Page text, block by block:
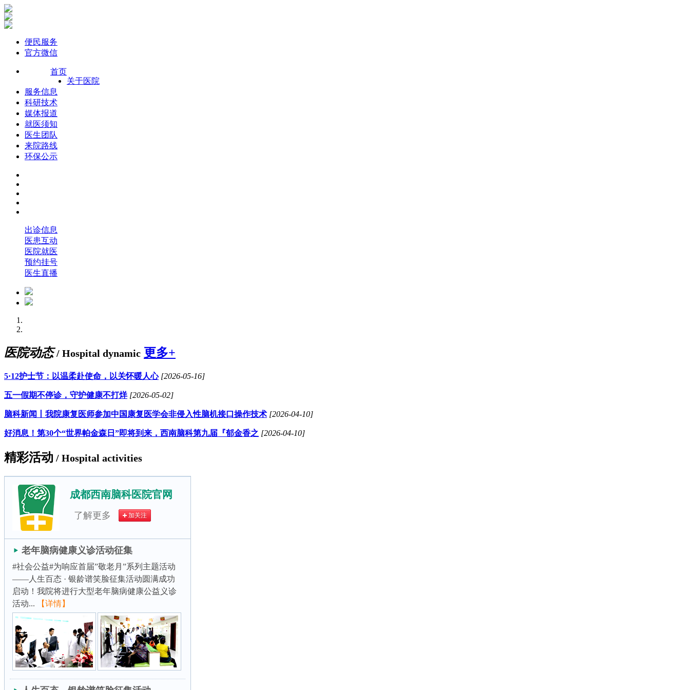
便民服务
官方微信
首页
关于医院
服务信息
科研技术
媒体报道
就医须知
医生团队
来院路线
环保公示
出诊信息
医患互动
医院就医
预约挂号
医生直播
医院动态 / Hospital dynamic 更多+
5·12护士节：以温柔赴使命，以关怀暖人心 [2026-05-16]
五一假期不停诊，守护健康不打烊 [2026-05-02]
脑科新闻丨我院康复医师参加中国康复医学会非侵入性脑机接口操作技术 [2026-04-10]
好消息！第30个“世界帕金森日”即将到来，西南脑科第九届『郁金香之 [2026-04-10]
精彩活动 / Hospital activities